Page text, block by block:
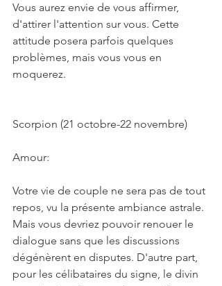
Vous aurez envie de vous affirmer,
d'attirer l'attention sur vous. Cette
attitude posera parfois quelques
problèmes, mais vous vous en
moquerez.
Scorpion (21 octobre-22 novembre)
Amour:
Votre vie de couple ne sera pas de tout
repos, vu la présente ambiance astrale.
Mais vous devriez pouvoir renouer le
dialogue sans que les discussions
dégénèrent en disputes. D'autre part,
pour les célibataires du signe, le divin